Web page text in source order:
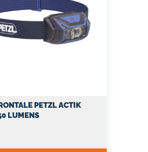
PETZL ACTIK
LUMENS